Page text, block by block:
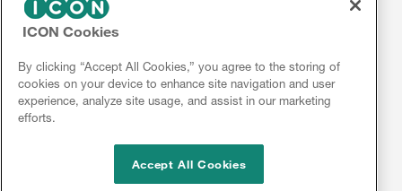
ICON Cookies
By clicking “Accept All Cookies,” you agree to the storing of
cookies on your device to enhance site navigation and user
experience, analyze site usage, and assist in our marketing
efforts.
Accept All Cookies